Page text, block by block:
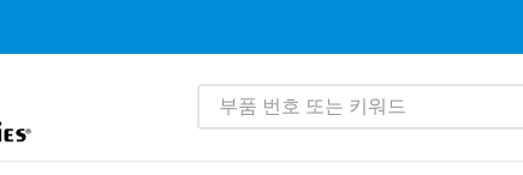
부품 번호 또는 키워드